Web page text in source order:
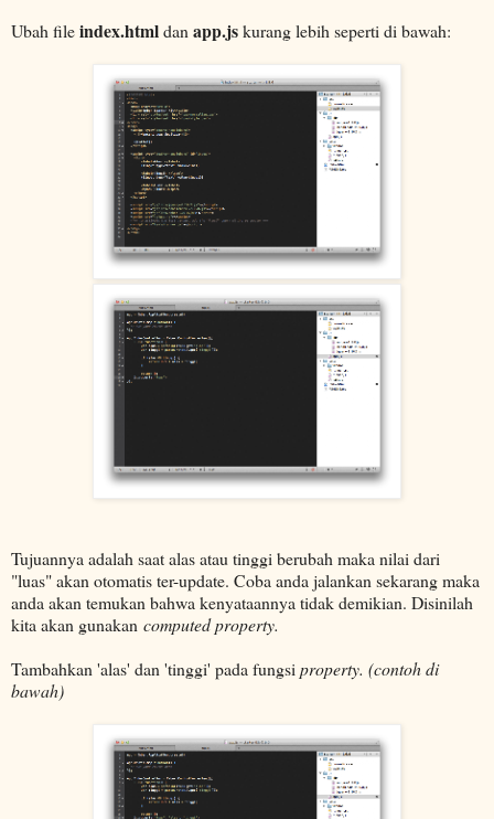
Ubah fileindex.htmldan app.jskurang lebih seperti di bawah:
Tujuannya adalah saat alas atau tinggi berubah maka nilai dari
"luas" akan otomatis ter-update. Coba anda jalankan sekarang maka
anda akan temukan bahwa kenyataannya tidak demikian. Disinilah
kita akan gunakan computed property.
Tambahkan 'alas' dan 'tinggi' pada fungsi property. (contoh di
bawah)